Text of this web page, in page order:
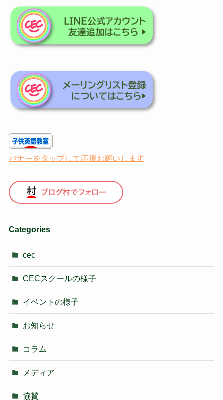
バナーをタップして応援お願いします
Categories
cec
CECスクールの様子
イベントの様子
お知らせ
コラム
メディア
協賛